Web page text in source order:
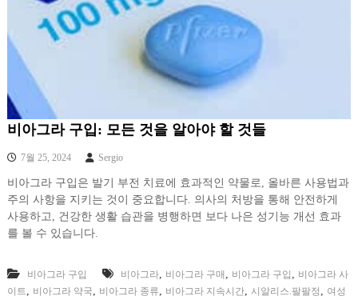
비아그라 구입: 모든 것을 알아야 할 것들
7월 25, 2024 Sergio
비아그라 구입은 발기 부전 치료에 효과적인 약물로, 올바른 사용법과
주의 사항을 지키는 것이 중요합니다. 의사의 처방을 통해 안전하게
사용하고, 건강한 생활 습관을 병행하면 보다 나은 성기능 개선 효과
를 볼 수 있습니다.
비아그라 구입 비아그라, 비아그라 구매 비아그라 구입
비아그라 사
이트
비아그라 약국 비아그라 종류 비아그라 지속시간, 시알리스.팔팔정
여성